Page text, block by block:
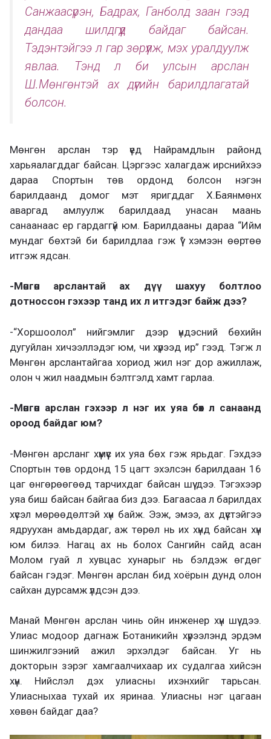
Санжаасүрэн, Бадрах, Ганболд заан гээд
дандаа шилдгүүд байдаг байсан.
Тэдэнтэйгээ л гар зөрүүлж, мэх уралдуулж
явлаа. Тэнд л би улсын арслан
Ш.Мөнгөнтэй ах дүүгийн барилдлагатай
болсон.
Мөнгөн арслан тэр үед Найрамдлын районд
харьяалагддаг байсан. Цэргээс халагдаж ирснийхээ
дараа Спортын төв ордонд болсон нэгэн
барилдаанд домог мэт яригддаг Х.Баянмөнх
аваргад амлуулж барилдаад унасан маань
санаанаас ер гардаггүй юм. Барилдааны дараа “Ийм
мундаг бөхтэй би барилдлаа гэж үү” хэмээн өөртөө
итгэж ядсан.
-Мөнгөн арслантай ах дүү шахуу болтлоо
дотноссон гэхээр танд их л итгэдэг байж дээ?
-“Хоршоолол” нийгэмлиг дээр үндэсний бөхийн
дугуйлан хичээллэдэг юм, чи хүрээд ир” гээд. Тэгж л
Мөнгөн арслантайгаа хориод жил нэг дор ажиллаж,
олон ч жил наадмын бэлтгэлд хамт гарлаа.
-Мөнгөн арслан гэхээр л нэг их уяа бөх л санаанд
ороод байдаг юм?
-Мөнгөн арсланг хүмүүс их уяа бөх гэж ярьдаг. Гэхдээ
Спортын төв ордонд 15 цагт эхэлсэн барилдаан 16
цаг өнгөрөөгөөд тарчихдаг байсан шүү дээ. Тэгэхээр
уяа биш байсан байгаа биз дээ. Багаасаа л барилдах
хүсэл мөрөөдөлтэй хүн байж. Ээж, эмээ, ах дүүстэйгээ
ядруухан амьдардаг, аж төрөл нь их хүнд байсан хүн
юм билээ. Нагац ах нь болох Сангийн сайд асан
Молом гуай л хувцас хунарыг нь бэлдэж өгдөг
байсан гэдэг. Мөнгөн арслан бид хоёрын дунд олон
сайхан дурсамж үлдсэн дээ.
Манай Мөнгөн арслан чинь ойн инженер хүн шүү дээ.
Улиас модоор дагнаж Ботаникийн хүрээлэнд эрдэм
шинжилгээний ажил эрхэлдэг байсан. Уг нь
докторын зэрэг хамгаалчихаар их судалгаа хийсэн
хүн. Нийслэл дэх улиасны ихэнхийг тарьсан.
Улиасныхаа тухай их яринаа. Улиасны нэг цагаан
хөвөн байдаг даа?